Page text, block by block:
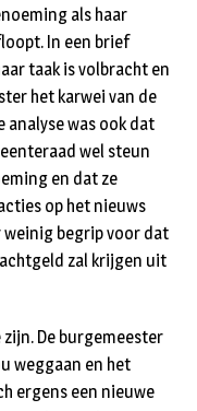
als haar
In een brief
taak is volbracht en
het karwei van de
analyse was ook dat
wel steun
en dat ze
op het nieuws
begrip voor dat
zal krijgen uit
De burgemeester
weggaan en het
ergens een nieuwe